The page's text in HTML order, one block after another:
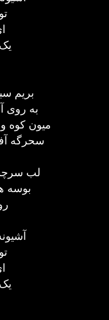
بریم
به روی
میون کوه
سحرگه
لب
بوسه